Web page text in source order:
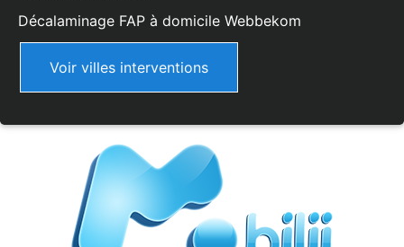
Décalaminage FAP à domicile Webbekom
Voir villes interventions